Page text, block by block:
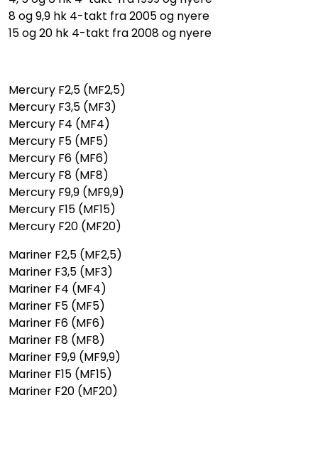
8 og 9,9 hk 4-takt fra 2005 og nyere
15 og 20 hk 4-takt fra 2008 og nyere
Mercury F2,5 (MF2,5)
Mercury F3,5 (MF3)
Mercury F4 (MF4)
Mercury F5 (MF5)
Mercury F6 (MF6)
Mercury F8 (MF8)
Mercury F9,9 (MF9,9)
Mercury F15 (MF15)
Mercury F20 (MF20)
Mariner F2,5 (MF2,5)
Mariner F3,5 (MF3)
Mariner F4 (MF4)
Mariner F5 (MF5)
Mariner F6 (MF6)
Mariner F8 (MF8)
Mariner F9,9 (MF9,9)
Mariner F15 (MF15)
Mariner F20 (MF20)